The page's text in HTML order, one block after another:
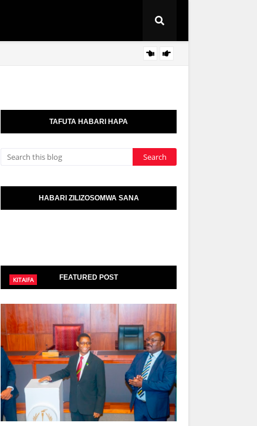
TAFUTA HABARI HAPA
HABARI ZILIZOSOMWA SANA
FEATURED POST
KITAIFA